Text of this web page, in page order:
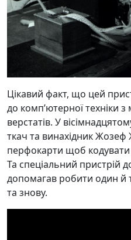
Цікавий факт, що цей
до компʼютерної техніки
верстатів. У
ткач та винахідник
перфокарти щоб кодувати
Та спеціальний пристрій
допомагав робити один й
та знову.